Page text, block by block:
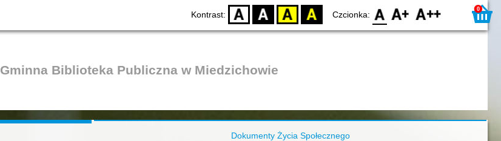
Kontrast: D BW YB BY Czcionka: F0 F1 F2 0
Gminna Biblioteka Publiczna w Miedzichowie
Dokumenty Życia Społecznego